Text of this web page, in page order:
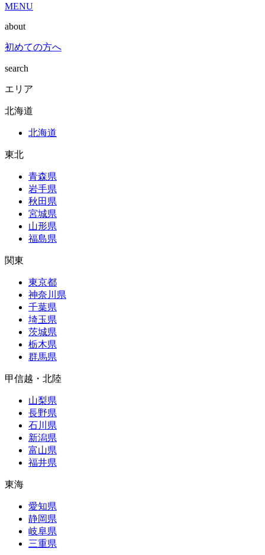
MENU
about
初めての方へ
search
エリア
北海道
北海道
東北
青森県
岩手県
秋田県
宮城県
山形県
福島県
関東
東京都
神奈川県
千葉県
埼玉県
茨城県
栃木県
群馬県
甲信越・北陸
山梨県
長野県
石川県
新潟県
富山県
福井県
東海
愛知県
静岡県
岐阜県
三重県